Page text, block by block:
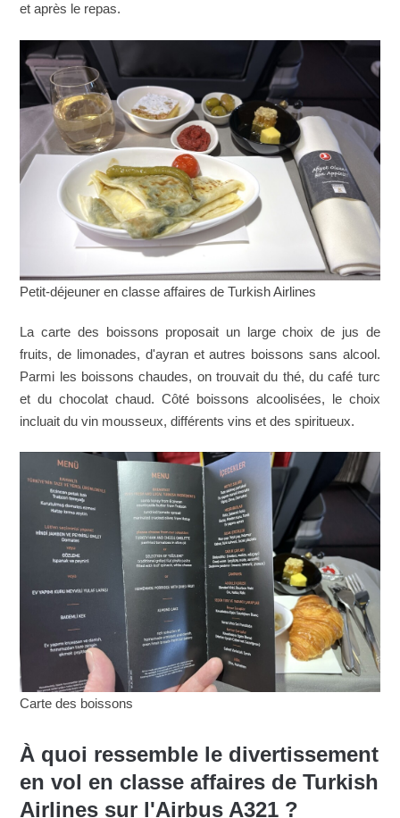
et après le repas.
Petit-déjeuner en classe affaires de Turkish Airlines
La carte des boissons proposait un large choix de jus de
fruits, de limonades, d'ayran et autres boissons sans alcool.
Parmi les boissons chaudes, on trouvait du thé, du café turc
et du chocolat chaud. Côté boissons alcoolisées, le choix
incluait du vin mousseux, différents vins et des spiritueux.
Carte des boissons
À quoi ressemble le divertissement
en vol en classe affaires de Turkish
Airlines sur l'Airbus A321 ?